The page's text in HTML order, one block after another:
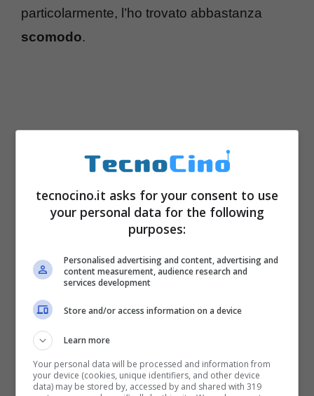
particolarmente, l’ho trovato abbastanza
scomodo.
tecnocino.it asks for your consent to use
your personal data for the following
purposes:
Personalised advertising and content, advertising and
content measurement, audience research and
services development
Store and/or access information on a device
Learn more
Your personal data will be processed and information from
your device (cookies, unique identifiers, and other device
data) may be stored by, accessed by and shared with 319